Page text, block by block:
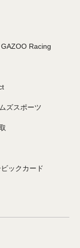
Racing
ズスポーツ
ックカード